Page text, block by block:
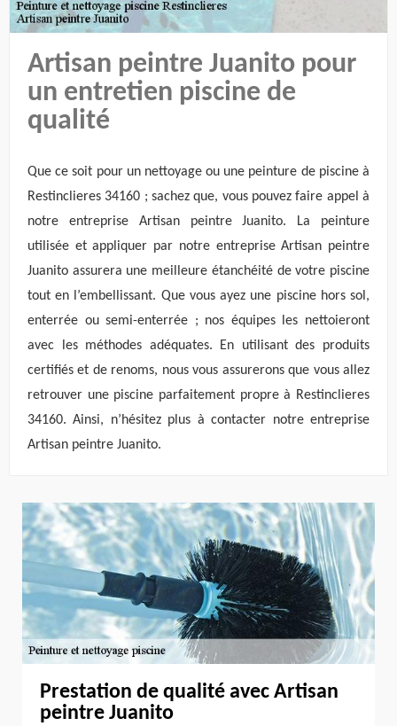
Artisan peintre Juanito pour
un entretien piscine de
qualité
Que ce soit pour un nettoyage ou une peinture de piscine à
Restinclieres 34160 ; sachez que, vous pouvez faire appel à
notre entreprise Artisan peintre Juanito. La peinture
utilisée et appliquer par notre entreprise Artisan peintre
Juanito assurera une meilleure étanchéité de votre piscine
tout en l’embellissant. Que vous ayez une piscine hors sol,
enterrée ou semi-enterrée ; nos équipes les nettoieront
avec les méthodes adéquates. En utilisant des produits
certifiés et de renoms, nous vous assurerons que vous allez
retrouver une piscine parfaitement propre à Restinclieres
34160. Ainsi, n’hésitez plus à contacter notre entreprise
Artisan peintre Juanito.
Prestation de qualité avec Artisan
peintre Juanito